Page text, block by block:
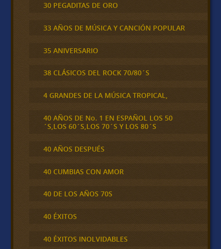
30 PEGADITAS DE ORO
33 AÑOS DE MÚSICA Y CANCIÓN POPULAR
35 ANIVERSARIO
38 CLÁSICOS DEL ROCK 70/80´S
4 GRANDES DE LA MÚSICA TROPICAL,
40 AÑOS DE No. 1 EN ESPAÑOL LOS 50
´S,LOS 60´S,LOS 70´S Y LOS 80´S
40 AÑOS DESPUÉS
40 CUMBIAS CON AMOR
40 DE LOS AÑOS 70S
40 ÉXITOS
40 ÉXITOS INOLVIDABLES